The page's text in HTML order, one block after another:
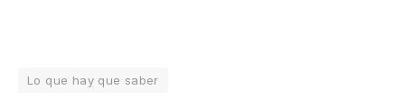
Lo que hay que saber